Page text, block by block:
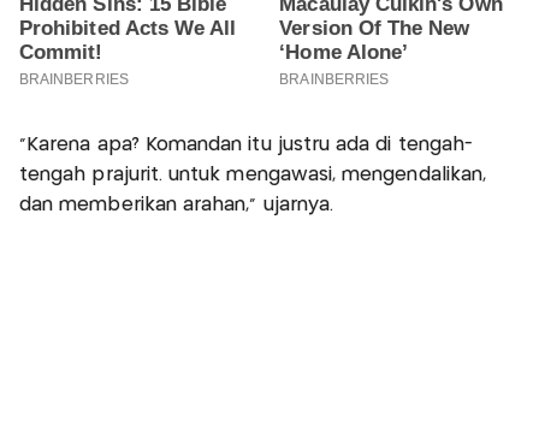
"Karena apa? Komandan itu justru ada di tengah-
tengah prajurit. untuk mengawasi, mengendalikan,
dan memberikan arahan," ujarnya.